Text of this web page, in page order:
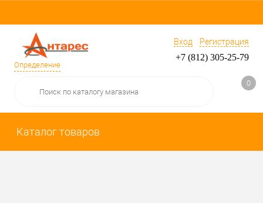
Определение
Вход Регистрация
+7 (812) 305-25-79
0
Каталог товаров